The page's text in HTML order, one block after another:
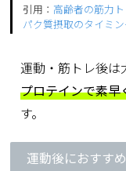
引用： 高齢者の筋力
パク質摂取のタイミ
運動・筋トレ後は
プロテインで素
す。
運動後におすす